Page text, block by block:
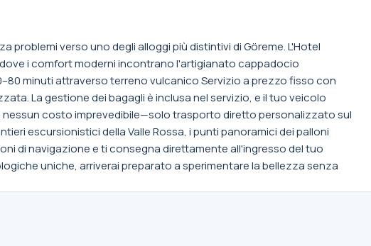
problemi verso uno degli alloggi più distintivi di Göreme. L'Hotel
i comfort moderni incontrano l'artigianato cappadocio
minuti attraverso terreno vulcanico Servizio a prezzo fisso con
La gestione dei bagagli è inclusa nel servizio, e il tuo veicolo
costo imprevedibile—solo trasporto diretto personalizzato sul
escursionistici della Valle Rossa, i punti panoramici dei palloni
di navigazione e ti consegna direttamente all'ingresso del tuo
uniche, arriverai preparato a sperimentare la bellezza senza